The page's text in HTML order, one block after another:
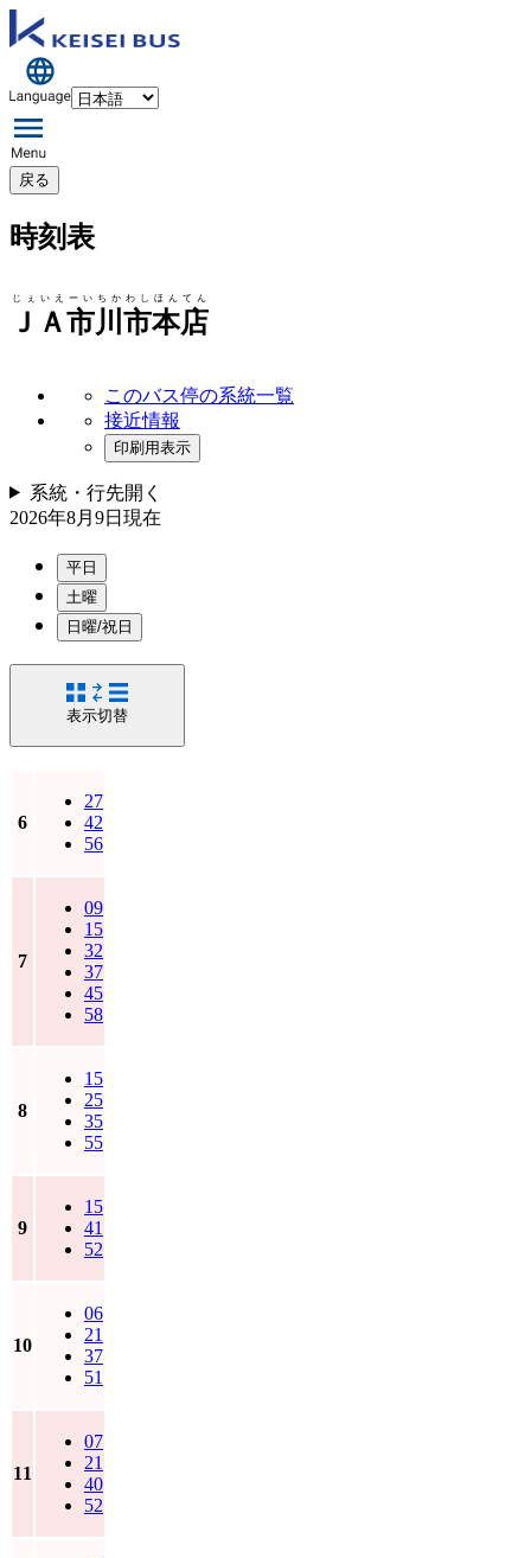
戻る
時刻表
ＪＡ市川市本店
じぇいえーいちかわしほんてん
このバス停の系統一覧
接近情報
印刷用表示
系統・行先開く
2026年8月9日 現在
平日
土曜
日曜/祝日
表示切替
6
27
42
56
7
09
15
32
37
45
58
8
15
25
35
55
9
15
41
52
10
06
21
37
51
11
07
21
40
52